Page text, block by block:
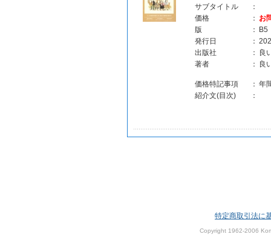
サブタイトル
：
価格
： お
版
：
B5
発行日
：
出版社
：
良
著者
： 良
価格特記事項 ： 年
紹介文(目次)
：
特定商取引法に
Copyright 1962-2006